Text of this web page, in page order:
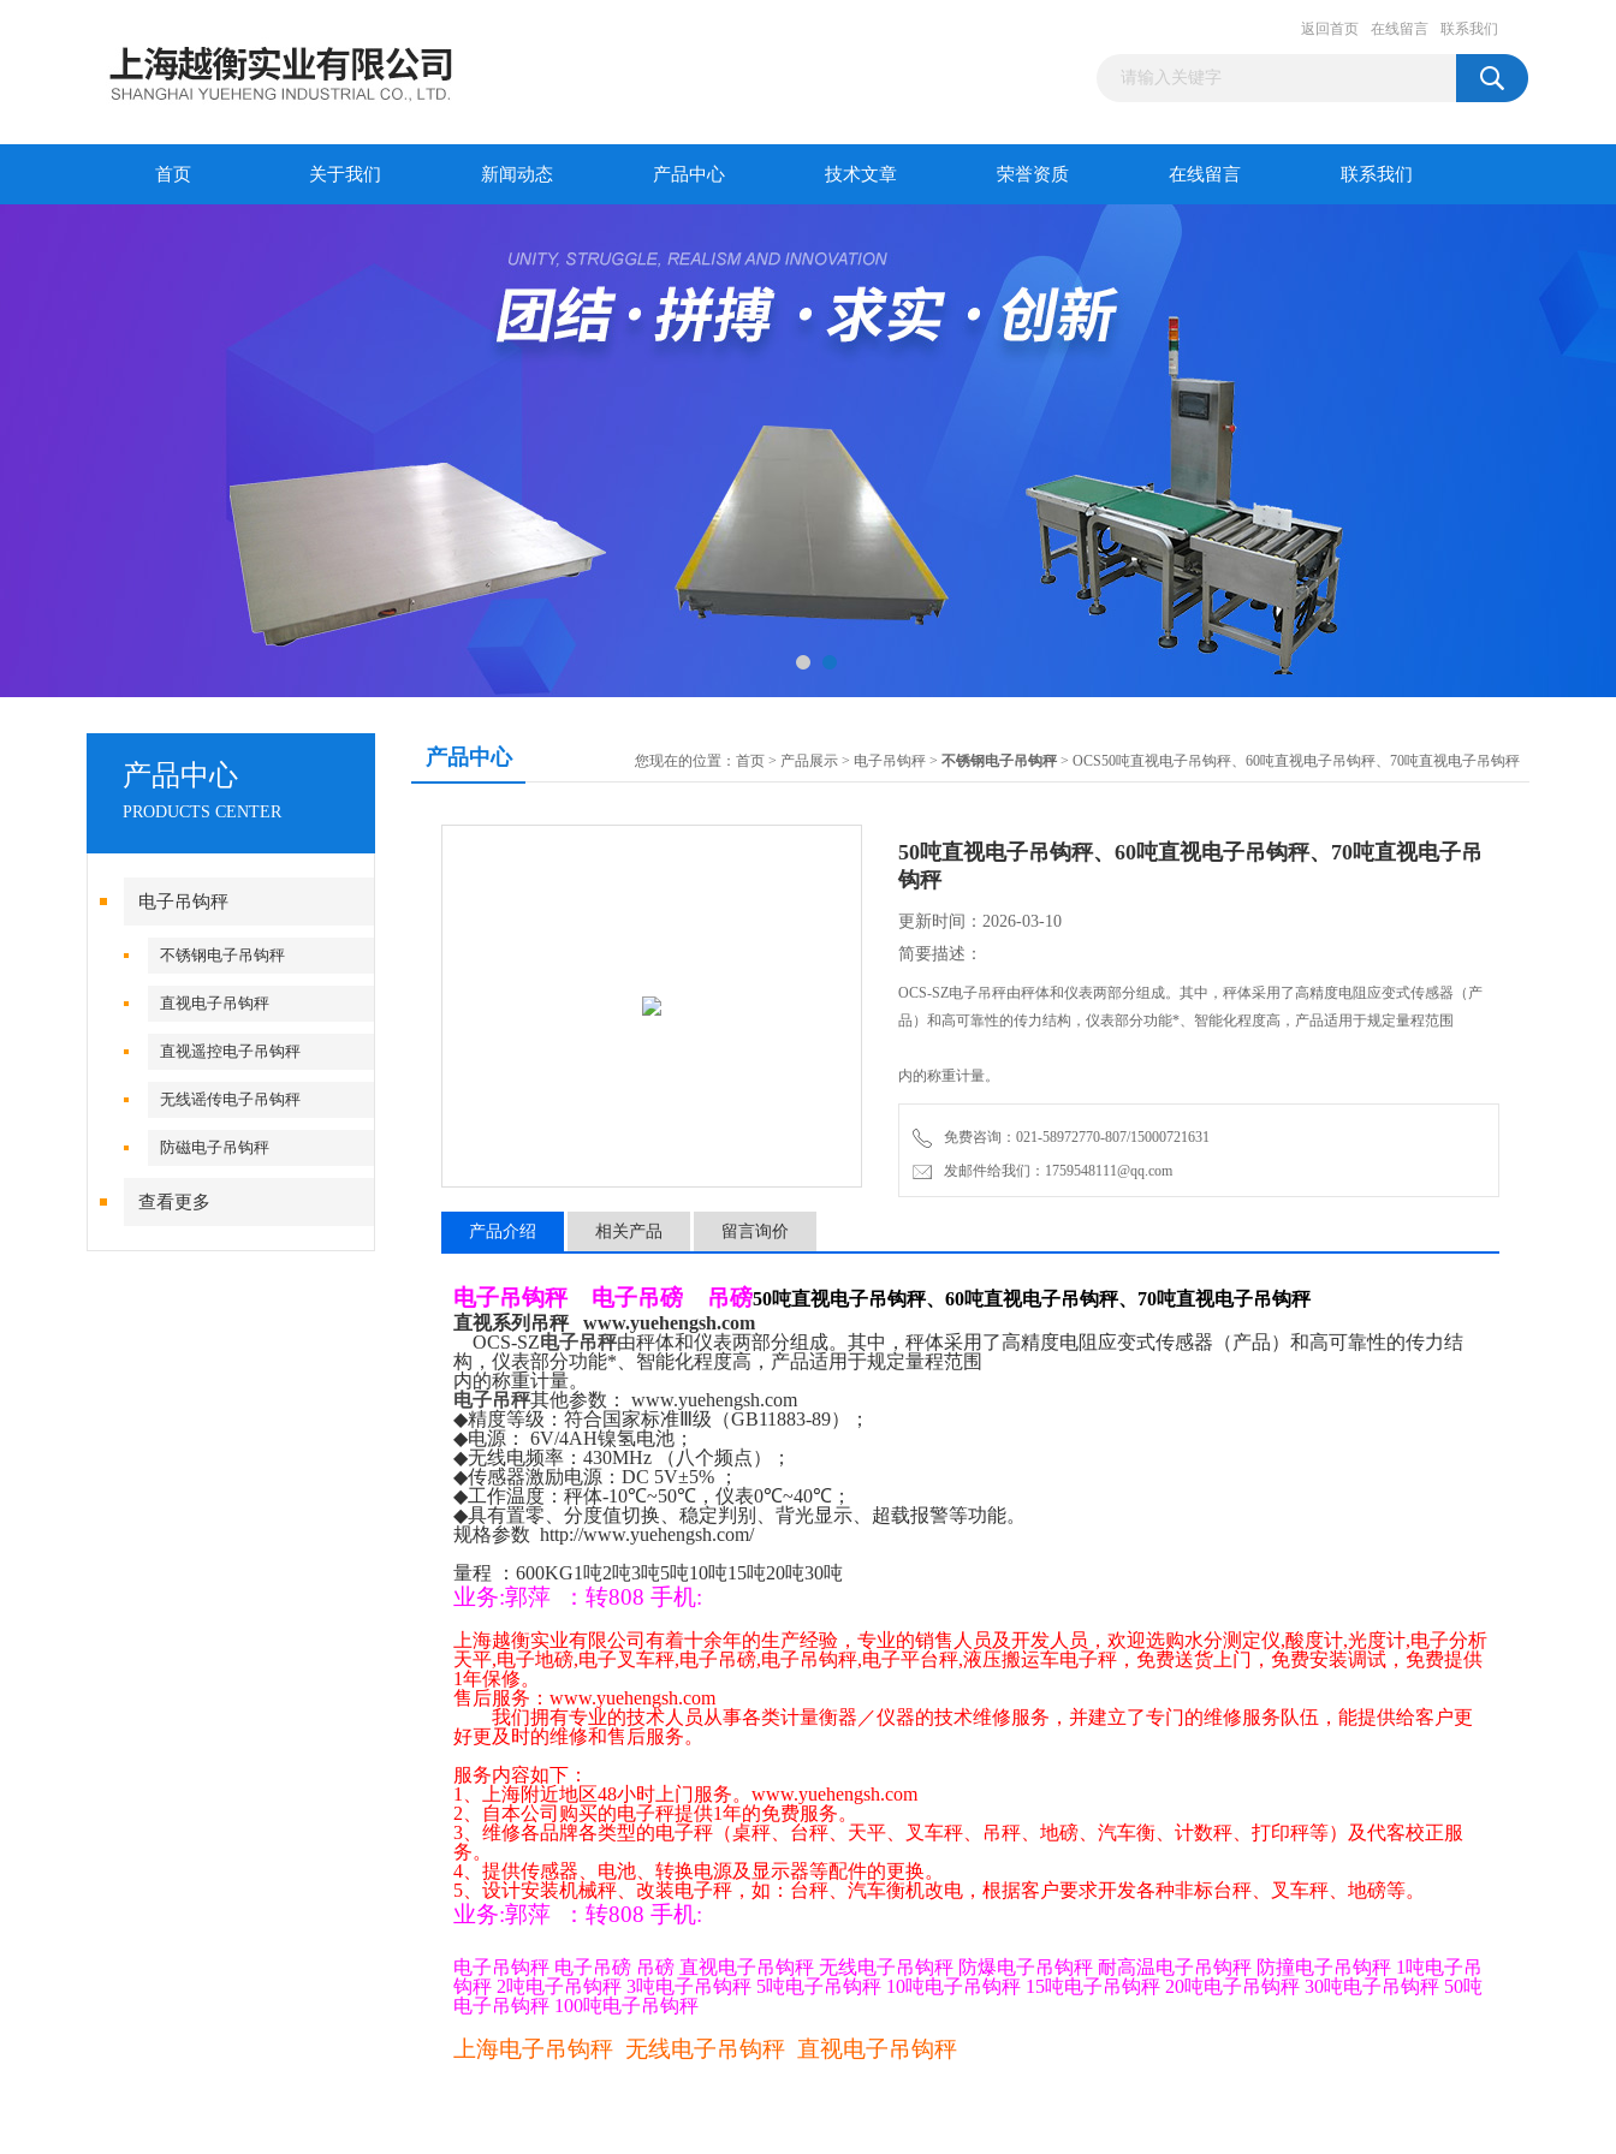
返回首页 在线留言 联系我们
首页 关于我们 新闻动态 产品中心 技术文章 荣誉资质 在线留言 联系我们
产品中心
PRODUCTS CENTER
电子吊钩秤
不锈钢电子吊钩秤
直视电子吊钩秤
直视遥控电子吊钩秤
无线谣传电子吊钩秤
防磁电子吊钩秤
查看更多
产品中心 您现在的位置： 首页 > 产品展示 > 电子吊钩秤 > 不锈钢电子吊钩秤> OCS50吨直视电子吊钩秤、60吨直视电子吊钩秤、70吨直视电子吊钩秤
50吨直视电子吊钩秤、60吨直视电子吊钩秤、70吨直视电子吊
钩秤
更新时间：2026-03-10
简要描述：
OCS-SZ电子吊秤由秤体和仪表两部分组成。其中，秤体采用了高精度电阻应变式传感器（产
品）和高可靠性的传力结构，仪表部分功能*、智能化程度高，产品适用于规定量程范围
内的称重计量。
免费咨询：021-58972770-807/15000721631
发邮件给我们：1759548111@qq.com
产品介绍 相关产品 留言询价
电子吊钩秤 电子吊磅 吊磅50吨直视电子吊钩秤、 60吨直视电子吊钩秤、 70吨直视电子吊钩秤
直视系列吊秤
www.yuehengsh.com
OCS-SZ电子吊秤由秤体和仪表两部分组成。其中，秤体采用了高精度电阻应变式传感器（产品）和高可靠性的传力结
构，仪表部分功能*、智能化程度高，产品适用于规定量程范围
内的称重计量。
电子吊秤其他参数：
www.yuehengsh.com
◆精度等级：符合国家标准 级（GB11883-89）；
◆电源： 6V/4AH镍氢电池；
◆无线电频率： 430MHz
（八个频点）；
◆传感器激励电源： DC 5V±5%
；
◆工作温度：秤体-10℃~50℃ ，仪表0℃~40℃ ；
◆具有置零、分度值切换、稳定判别、背光显示、超载报警等功能。
规格参数 http://www.yuehengsh.com/
量程
： 600KG1 吨2吨3吨5吨10吨15吨20吨30吨
业务:郭萍 ： 转808 手机:
上海越衡实业有限公司有着十余年的生产经验，专业的销售人员及开发人员，欢迎选购水分测定仪,酸度计,光度计,电子分析
天平,电子地磅,电子叉车秤,电子吊磅,电子吊钩秤,电子平台秤,液压搬运车电子秤 ，免费送货上门，免费安装调试，免费提供
1年保修。
售后服务： www.yuehengsh.com
我们拥有专业的技术人员从事各类计量衡器／仪器的技术维修服务，并建立了专门的维修服务队伍，能提供给客户更
好更及时的维修和售后服务。
服务内容如下：
1
、上海附近地区48小时上门服务。 www.yuehengsh.com
2 、自本公司购买的电子秤提供1年的免费服务。
3 、维修各品牌各类型的电子秤（桌秤、台秤、天平、叉车秤、吊秤、地磅、汽车衡、计数秤、打印秤等）及代客校正服
务。
4 、提供传感器、电池、转换电源及显示器等配件的更换。
5 、设计安装机械秤、改装电子秤，如：台秤、汽车衡机改电，根据客户要求开发各种非标台秤、叉车秤、地磅等。
业务:郭萍 ： 转808 手机:
电子吊钩秤 电子吊磅 吊磅 直视电子吊钩秤 无线电子吊钩秤 防爆电子吊钩秤 耐高温电子吊钩秤 防撞电子吊钩秤 1 吨电子吊
钩秤 2吨电子吊钩秤 3吨电子吊钩秤 5吨电子吊钩秤 10吨电子吊钩秤 15吨电子吊钩秤 20吨电子吊钩秤 30吨电子吊钩秤 50吨
电子吊钩秤 100吨电子吊钩秤
上海电子吊钩秤 无线电子吊钩秤 直视电子吊钩秤